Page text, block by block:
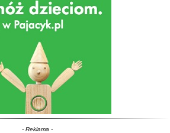
- Reklama -